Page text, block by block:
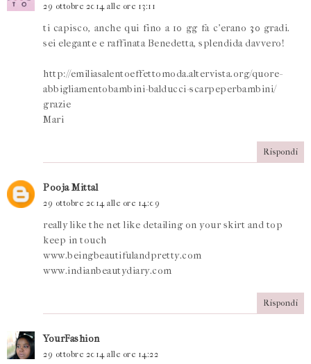
29 ottobre 2014 alle ore 13:11
ti capisco, anche qui fino a 10 gg fa c'erano 30 gradi.
sei elegante e raffinata Benedetta, splendida davvero!
http://emiliasalentoeffettomoda.altervista.org/quore-
abbigliamentobambini-balducci-scarpeperbambini/
grazie
Mari
Rispondi
Pooja Mittal
29 ottobre 2014 alle ore 14:09
really like the net like detailing on your skirt and top
keep in touch
www.beingbeautifulandpretty.com
www.indianbeautydiary.com
Rispondi
YourFashion
29 ottobre 2014 alle ore 14:22